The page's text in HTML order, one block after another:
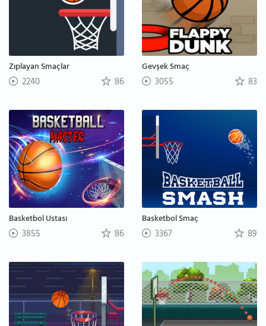
Zıplayan Smaçlar
2240 86
Gevşek Smaç
3055 83
Basketbol Ustası
3855 86
Basketbol Smaç
3367 89